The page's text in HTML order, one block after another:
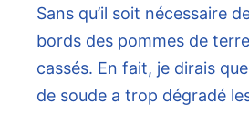
Sans qu’il soit nécessaire
bords des pommes de
cassés. En fait, je dirais
de soude a trop dégradé